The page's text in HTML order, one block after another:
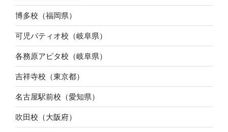
博多校（福岡県）
可児パティオ校（岐阜県）
各務原アピタ校（岐阜県）
吉祥寺校（東京都）
名古屋駅前校（愛知県）
吹田校（大阪府）